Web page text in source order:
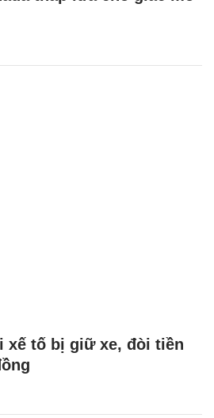
xế tố bị giữ xe, đòi tiền